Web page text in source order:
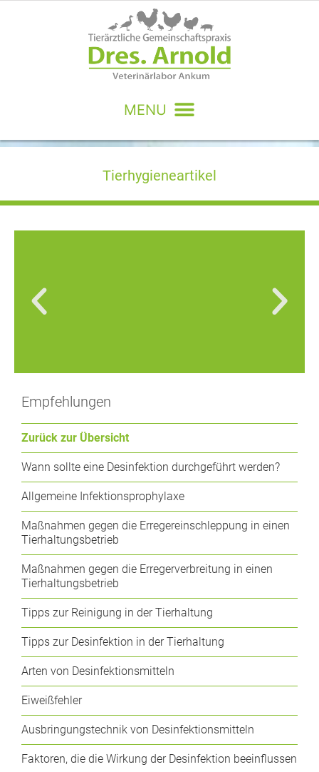
Tierhygieneartikel
Empfehlungen
Zurück zur Übersicht
Wann sollte eine Desinfektion durchgeführt werden?
Allgemeine Infektionsprophylaxe
Maßnahmen gegen die Erregereinschleppung in einen
Tierhaltungsbetrieb
Maßnahmen gegen die Erregerverbreitung in einen
Tierhaltungsbetrieb
Tipps zur Reinigung in der Tierhaltung
Tipps zur Desinfektion in der Tierhaltung
Arten von Desinfektionsmitteln
Eiweißfehler
Ausbringungstechnik von Desinfektionsmitteln
Faktoren, die die Wirkung der Desinfektion beeinflussen